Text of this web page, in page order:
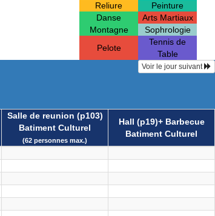
Reliure
Peinture
Danse
Arts Martiaux
Montagne
Sophrologie
Pelote
Tennis de
Table
Salle de reunion (p103)
Batiment Culturel
(62 personnes max.)
Hall (p19)+ Barbecue
Batiment Culturel
Voir le jour suivant